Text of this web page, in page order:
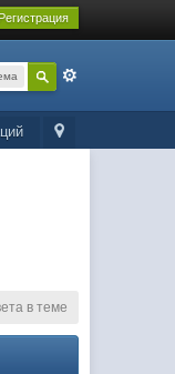
Регистрация
в теме